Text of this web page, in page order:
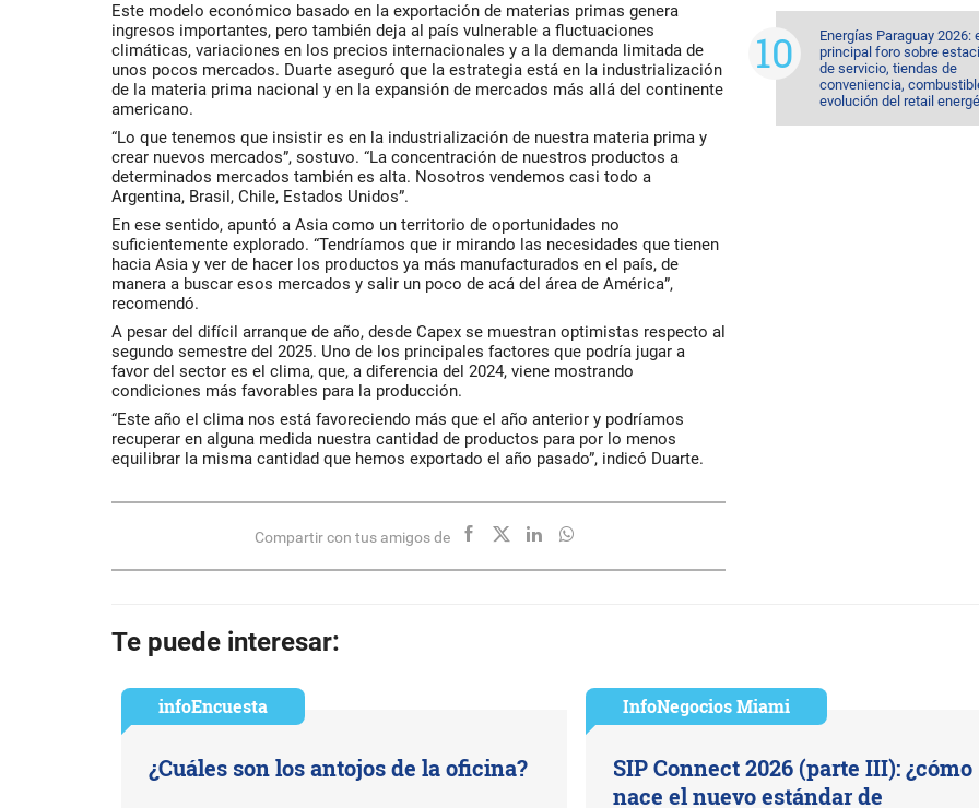
Este modelo económico basado en la exportación de materias primas genera
ingresos importantes, pero también deja al país vulnerable a fluctuaciones
climáticas, variaciones en los precios internacionales y a la demanda limitada de
unos pocos mercados. Duarte aseguró que la estrategia está en la industrialización
de la materia prima nacional y en la expansión de mercados más allá del continente
americano.
“Lo que tenemos que insistir es en la industrialización de nuestra materia prima y
crear nuevos mercados”, sostuvo. “La concentración de nuestros productos a
determinados mercados también es alta. Nosotros vendemos casi todo a
Argentina, Brasil, Chile, Estados Unidos”.
En ese sentido, apuntó a Asia como un territorio de oportunidades no
suficientemente explorado. “Tendríamos que ir mirando las necesidades que tienen
hacia Asia y ver de hacer los productos ya más manufacturados en el país, de
manera a buscar esos mercados y salir un poco de acá del área de América”,
recomendó.
A pesar del difícil arranque de año, desde Capex se muestran optimistas respecto al
segundo semestre del 2025. Uno de los principales factores que podría jugar a
favor del sector es el clima, que, a diferencia del 2024, viene mostrando
condiciones más favorables para la producción.
“Este año el clima nos está favoreciendo más que el año anterior y podríamos
recuperar en alguna medida nuestra cantidad de productos para por lo menos
equilibrar la misma cantidad que hemos exportado el año pasado”, indicó Duarte.
Compartir con tus amigos de
Energías Paraguay 2026:
principal foro sobre
de servicio, tiendas de
conveniencia,
evolución del retail
Te puede interesar:
infoEncuesta
¿Cuáles son los antojos de la oficina?
InfoNegocios Miami
SIP Connect 2026 (parte III): ¿cómo
nace el nuevo estándar de